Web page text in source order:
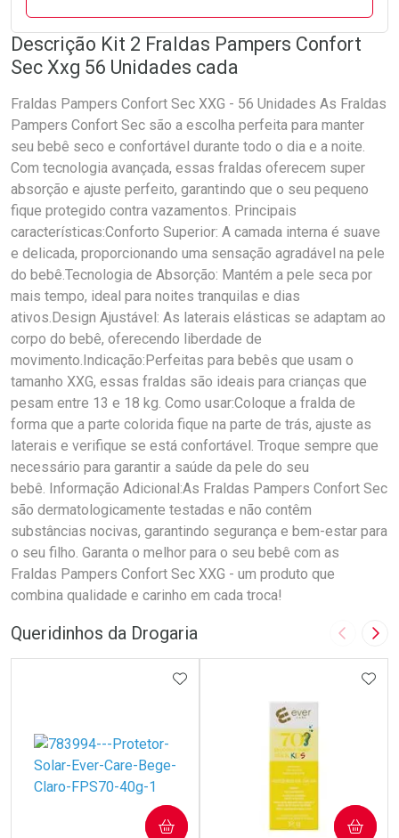
Descrição Kit 2 Fraldas Pampers Confort
Sec Xxg 56 Unidades cada
Fraldas Pampers Confort Sec XXG - 56 Unidades As Fraldas
Pampers Confort Sec são a escolha perfeita para manter
seu bebê seco e confortável durante todo o dia e a noite.
Com tecnologia avançada, essas fraldas oferecem super
absorção e ajuste perfeito, garantindo que o seu pequeno
fique protegido contra vazamentos. Principais
características:Conforto Superior: A camada interna é suave
e delicada, proporcionando uma sensação agradável na pele
do bebê.Tecnologia de Absorção: Mantém a pele seca por
mais tempo, ideal para noites tranquilas e dias
ativos.Design Ajustável: As laterais elásticas se adaptam ao
corpo do bebê, oferecendo liberdade de
movimento.Indicação:Perfeitas para bebês que usam o
tamanho XXG, essas fraldas são ideais para crianças que
pesam entre 13 e 18 kg. Como usar:Coloque a fralda de
forma que a parte colorida fique na parte de trás, ajuste as
laterais e verifique se está confortável. Troque sempre que
necessário para garantir a saúde da pele do seu
bebê. Informação Adicional:As Fraldas Pampers Confort Sec
são dermatologicamente testadas e não contêm
substâncias nocivas, garantindo segurança e bem-estar para
o seu filho. Garanta o melhor para o seu bebê com as
Fraldas Pampers Confort Sec XXG - um produto que
combina qualidade e carinho em cada troca!
Queridinhos da Drogaria Imagem
ADICIONAR AOS FAVORITOS
COMPRAR COMPRAR